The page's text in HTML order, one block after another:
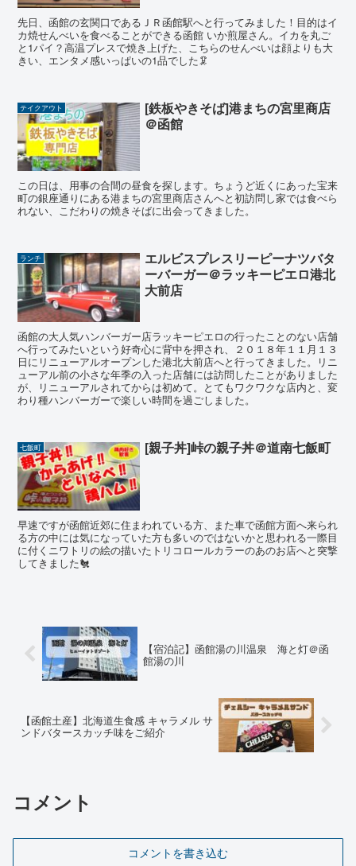
先日、函館の玄関口であるＪＲ函館駅へと行ってみました！目的はイ
カ焼せんべいを食べることができる函館 いか煎屋さん。イカを丸ご
と1パイ？高温プレスで焼き上げた、こちらのせんべいは顔よりも大
きい、エンタメ感いっぱいの1品でした🦑
テイクアウト
[鉄板やきそば]港まちの宮里商店
＠函館
この日は、用事の合間の昼食を探します。ちょうど近くにあった宝来
町の銀座通りにある港まちの宮里商店さんへと初訪問し家では食べら
れない、こだわりの焼きそばに出会ってきました。
ランチ
エルビスプレスリーピーナツバタ
ーバーガー＠ラッキーピエロ港北
大前店
函館の大人気ハンバーガー店ラッキーピエロの行ったことのない店舗
へ行ってみたいという好奇心に背中を押され、２０１８年１１月１３
日にリニューアルオープンした港北大前店へと行ってきました。リニ
ューアル前の小さな年季の入った店舗には訪問したことがありました
が、リニューアルされてからは初めて。とてもワクワクな店内と、変
わり種ハンバーガーで楽しい時間を過ごしました。
七飯町 [親子丼]峠の親子丼＠道南七飯町
早速ですが函館近郊に住まわれている方、また車で函館方面へ来られ
る方の中には気になっていた方も多いのではないかと思われる一際目
に付くニワトリの絵の描いたトリコロールカラーのあのお店へと突撃
してきました🐔
【宿泊記】函館湯の川温泉 海と灯＠函
館湯の川
【函館土産】北海道生食感 キャラメル サ
ンドバタースカッチ味をご紹介
コメント
コメントを書き込む